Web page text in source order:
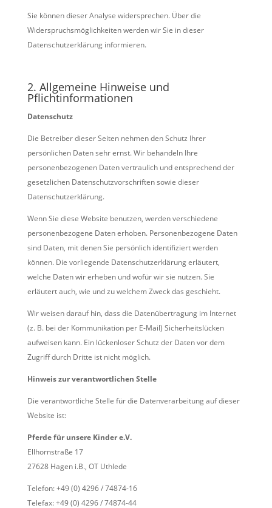
Sie können dieser Analyse widersprechen. Über die
Widerspruchsmöglichkeiten werden wir Sie in dieser
Datenschutzerklärung informieren.
2. Allgemeine Hinweise und
Pflichtinformationen
Datenschutz
Die Betreiber dieser Seiten nehmen den Schutz Ihrer
persönlichen Daten sehr ernst. Wir behandeln Ihre
personenbezogenen Daten vertraulich und entsprechend der
gesetzlichen Datenschutzvorschriften sowie dieser
Datenschutzerklärung.
Wenn Sie diese Website benutzen, werden verschiedene
personenbezogene Daten erhoben. Personenbezogene Daten
sind Daten, mit denen Sie persönlich identifiziert werden
können. Die vorliegende Datenschutzerklärung erläutert,
welche Daten wir erheben und wofür wir sie nutzen. Sie
erläutert auch, wie und zu welchem Zweck das geschieht.
Wir weisen darauf hin, dass die Datenübertragung im Internet
(z. B. bei der Kommunikation per E-Mail) Sicherheitslücken
aufweisen kann. Ein lückenloser Schutz der Daten vor dem
Zugriff durch Dritte ist nicht möglich.
Hinweis zur verantwortlichen Stelle
Die verantwortliche Stelle für die Datenverarbeitung auf dieser
Website ist:
Pferde für unsere Kinder e.V.
Ellhornstraße 17
27628 Hagen i.B., OT Uthlede
Telefon: +49 (0) 4296 / 74874-16
Telefax: +49 (0) 4296 / 74874-44